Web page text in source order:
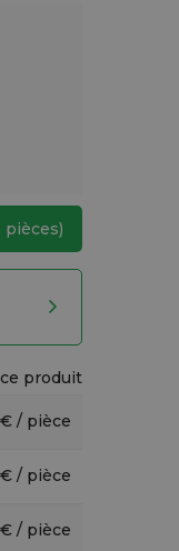
pièces)
produit
/ pièce
/ pièce
/ pièce